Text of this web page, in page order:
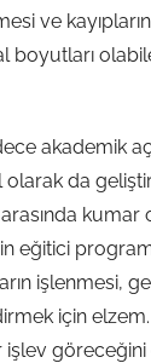
ve
boyutları
akademik
da
kumar
eğitici
işlenmesi,
için
işlev